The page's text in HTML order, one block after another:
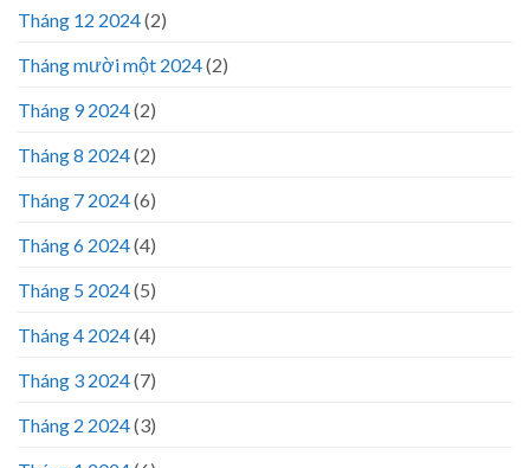
Tháng 12 2024(2)
Tháng mười một 2024(2)
Tháng 9 2024(2)
Tháng 8 2024(2)
Tháng 7 2024(6)
Tháng 6 2024(4)
Tháng 5 2024(5)
Tháng 4 2024(4)
Tháng 3 2024(7)
Tháng 2 2024(3)